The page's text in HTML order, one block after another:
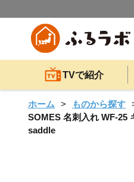
TVで紹介
ホーム ものから探す
SOMES 名刺入れ WF-25
saddle